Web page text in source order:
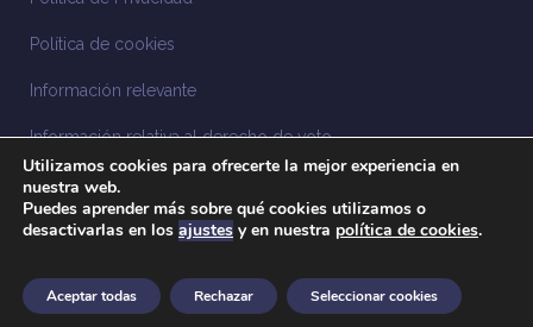
Política de cookies
Información relevante
Información relativa al derecho de voto
Información relacionada con la sostenibilidad
Sistema Interno de Información
Anuncios legales
Utilizamos cookies para ofrecerte la mejor experiencia en
nuestra web.
Puedes aprender más sobre qué cookies utilizamos o
desactivarlas en los ajustes y en nuestra política de cookies.
Aceptar todas Rechazar Seleccionar cookies